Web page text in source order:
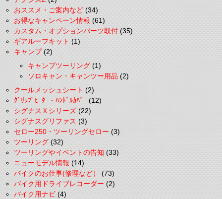
おススメ・ご案内など(34)
お得なキャンペーン情報(61)
カスタム・オプションパーツ取付(35)
ギアルーフキット(1)
キャンプ(2)
キャンプツーリング(1)
ソロキャン・キャンツー用品(2)
クールメッシュシート(2)
ｸﾞﾘｯﾌﾟﾋｰﾀｰ・ﾊﾝﾄﾞﾙｶﾊﾞｰ(12)
シグナスＸシリーズ(22)
シグナスグリファス(3)
セロー250・ツーリングセロー(3)
ツーリング(32)
ツーリングやイベントの告知(33)
ニューモデル情報(14)
バイクのお仕事(修理など）(73)
バイク用ドライブレコーダー(2)
バイク用ナビ(4)